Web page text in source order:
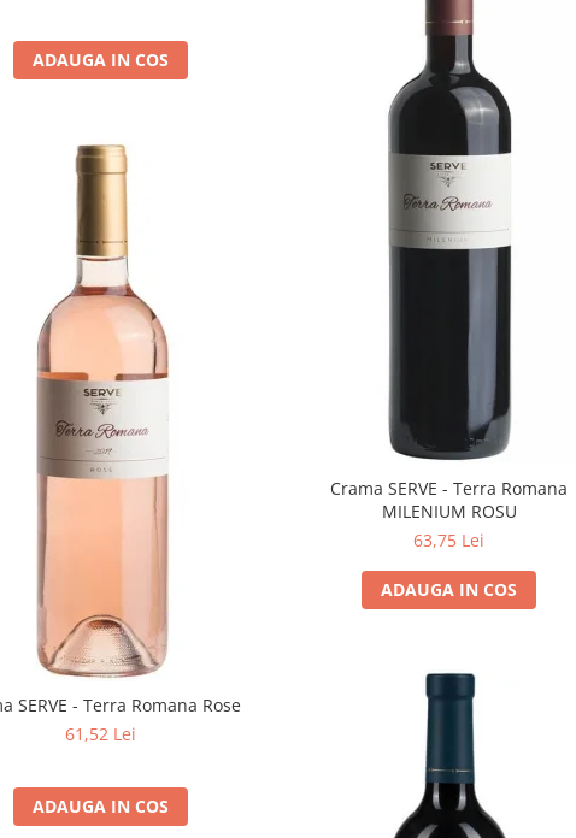
ADAUGA IN COS
Crama SERVE - Terra Romana
MILENIUM ROSU
63,75 Lei
ADAUGA IN COS
SERVE - Terra Romana Rose
61,52 Lei
ADAUGA IN COS